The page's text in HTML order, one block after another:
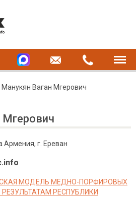
Манукян Ваган Мгерович
Мгерович
Армения, г. Ереван
МОДЕЛЬ МЕДНО-ПОРФИРОВЫХ
РЕСПУБЛИКИ